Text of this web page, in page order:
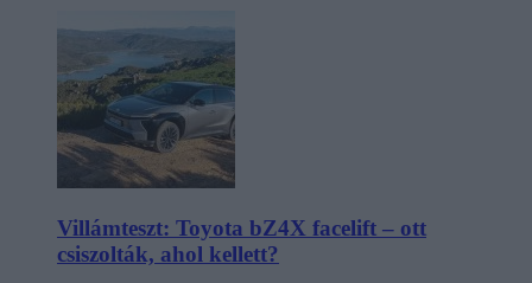
Villámteszt: Toyota bZ4X facelift – ott
csiszolták, ahol kellett?